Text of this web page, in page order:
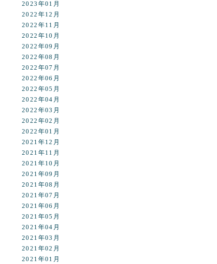
2023年01月
2022年12月
2022年11月
2022年10月
2022年09月
2022年08月
2022年07月
2022年06月
2022年05月
2022年04月
2022年03月
2022年02月
2022年01月
2021年12月
2021年11月
2021年10月
2021年09月
2021年08月
2021年07月
2021年06月
2021年05月
2021年04月
2021年03月
2021年02月
2021年01月